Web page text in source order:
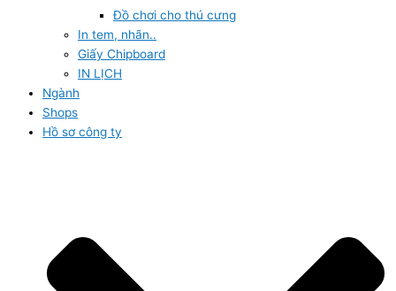
Đồ chơi cho thú cưng
In tem, nhãn..
Giấy Chipboard
IN LỊCH
Ngành
Shops
Hồ sơ công ty